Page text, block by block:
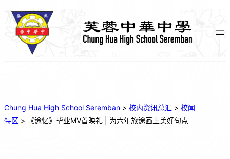
Chung Hua High School Seremban > 校内资讯总汇 > 校闻
特区 > 《途忆》毕业MV首映礼 | 为六年旅途画上美好句点